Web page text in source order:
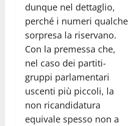
dunque nel dettaglio,
perché i numeri qualche
sorpresa la riservano.
Con la premessa che,
nel caso dei partiti-
gruppi parlamentari
uscenti più piccoli, la
non ricandidatura
equivale spesso non a